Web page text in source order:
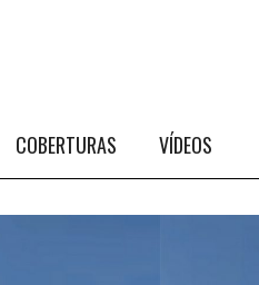
COBERTURAS VÍDEOS